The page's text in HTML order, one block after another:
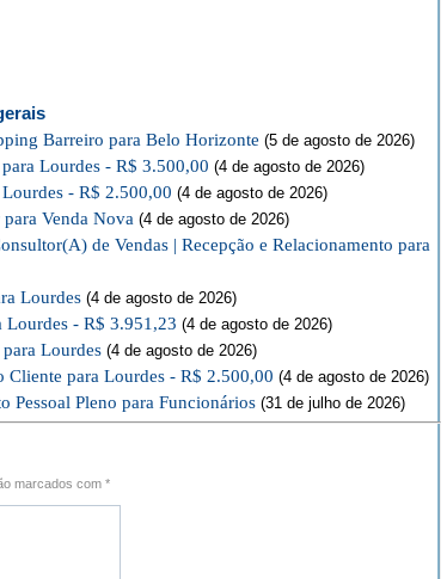
Barreiro para Belo Horizonte (5 de agosto de 2026)
Lourdes - R$ 3.500,00 (4 de agosto de 2026)
- R$ 2.500,00 (4 de agosto de 2026)
Venda Nova (4 de agosto de 2026)
de Vendas | Recepção e Relacionamento para
Lourdes (4 de agosto de 2026)
- R$ 3.951,23 (4 de agosto de 2026)
Lourdes (4 de agosto de 2026)
Cliente para Lourdes - R$ 2.500,00 (4 de agosto de 2026)
Pessoal Pleno para Funcionários (31 de julho de 2026)
marcados com *